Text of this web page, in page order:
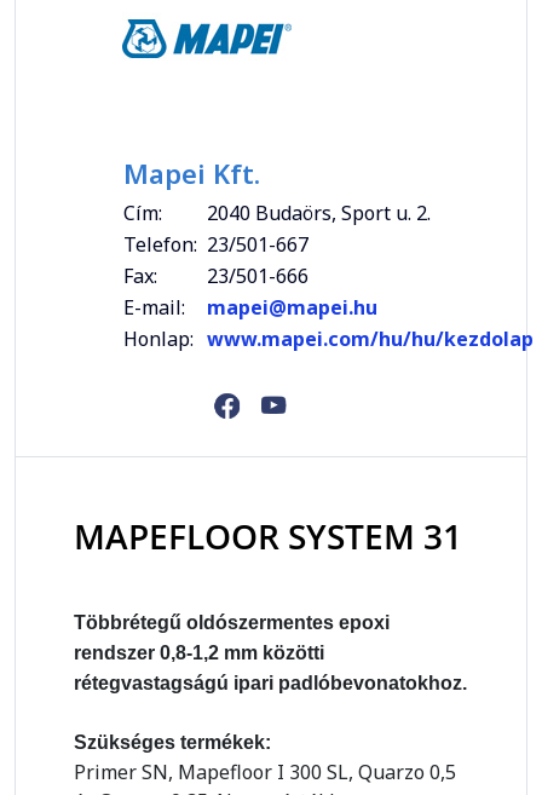
Mapei Kft.
Cím:
2040 Budaörs, Sport u. 2.
Telefon: 23/501-667
Fax:
23/501-666
E-mail:
mapei@mapei.hu
Honlap: www.mapei.com/hu/hu/kezdolap
MAPEFLOOR SYSTEM 31
Többrétegű oldószermentes epoxi
rendszer 0,8-1,2 mm közötti
rétegvastagságú ipari padlóbevonatokhoz.
Szükséges termékek:
Primer SN, Mapefloor I 300 SL, Quarzo 0,5